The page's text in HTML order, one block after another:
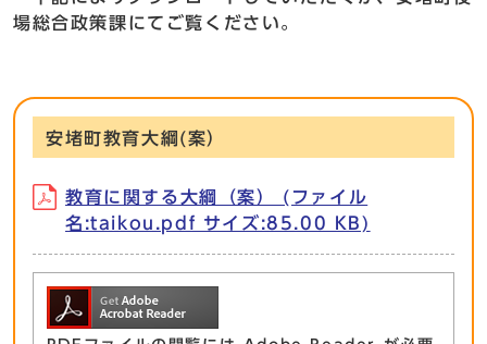
場総合政策課にてご覧ください。
安堵町教育大綱(案）
教育に関する大綱（案） (ファイル
名:taikou.pdf サイズ:85.00 KB)